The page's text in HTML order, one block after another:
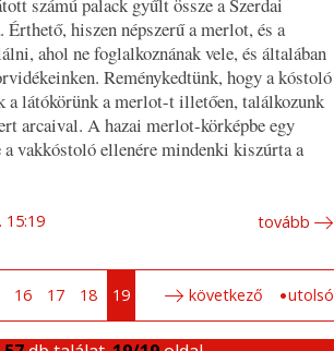
számú palack gyűlt össze a Szerdai
hiszen népszerű a merlot, és a
ahol ne foglalkoznának vele, és általában
Reménykedtünk, hogy a kóstoló
a látókörünk a merlot-t illetően, találkozunk
arcaival. A hazai merlot-körképbe egy
a vakkóstoló ellenére mindenki kiszúrta a
15:19 tovább
16 17 18 19 következő utolsó